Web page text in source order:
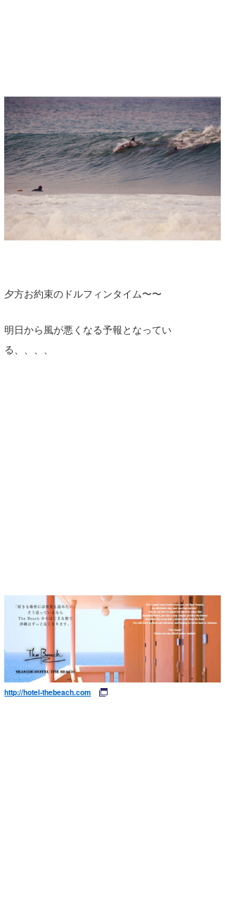
夕方お約束のドルフィンタイム〜〜
明日から風が悪くなる予報となってい
る、、、、
http://hotel-thebeach.com